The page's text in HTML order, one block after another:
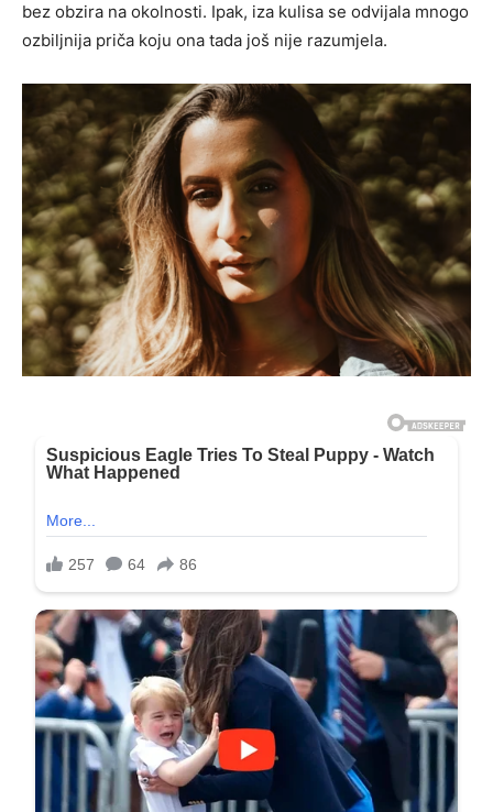
bez obzira na okolnosti. Ipak, iza kulisa se odvijala mnogo
ozbiljnija priča koju ona tada još nije razumjela.